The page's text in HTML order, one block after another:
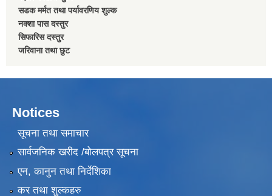
सडक मर्मत तथा पर्यावरणिय शुल्क
नक्शा पास दस्तुर
सिफारिस दस्तुर
जरिवाना तथा छुट
Notices
सूचना तथा समाचार
सार्वजनिक खरीद /बोलपत्र सूचना
एन, कानुन तथा निर्देशिका
कर तथा शुल्कहरु